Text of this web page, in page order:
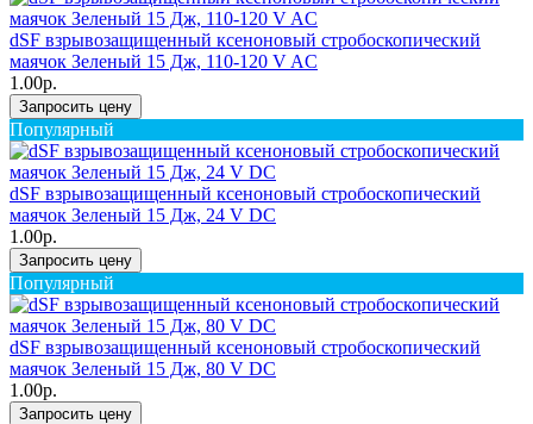
dSF взрывозащищенный ксеноновый стробоскопический
маячок Зеленый 15 Дж, 110-120 V AC
1.00р.
Запросить цену
Популярный
dSF взрывозащищенный ксеноновый стробоскопический
маячок Зеленый 15 Дж, 24 V DC
1.00р.
Запросить цену
Популярный
dSF взрывозащищенный ксеноновый стробоскопический
маячок Зеленый 15 Дж, 80 V DC
1.00р.
Запросить цену